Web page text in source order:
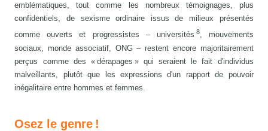
emblématiques, tout comme les nombreux témoignages, plus
confidentiels, de sexisme ordinaire issus de milieux présentés
comme ouverts et progressistes – universités 8, mouvements
sociaux, monde associatif, ONG – restent encore majoritairement
perçus comme des « dérapages » qui seraient le fait d'individus
malveillants, plutôt que les expressions d'un rapport de pouvoir
inégalitaire entre hommes et femmes.
Osez le genre !